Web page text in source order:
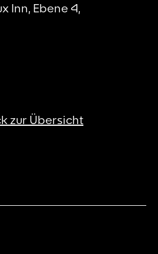
Inn, Ebene 4,
zur Übersicht